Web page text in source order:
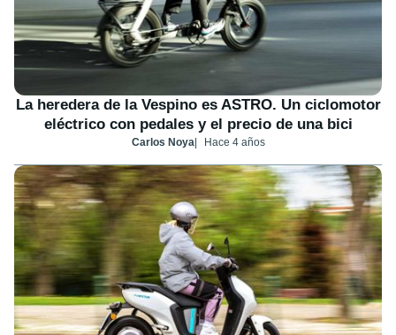
La heredera de la Vespino es ASTRO. Un ciclomotor
eléctrico con pedales y el precio de una bici
Carlos Noya Hace 4 años